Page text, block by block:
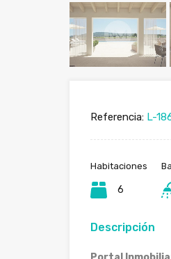
Referencia: L-
Habitaciones
6
Descripción